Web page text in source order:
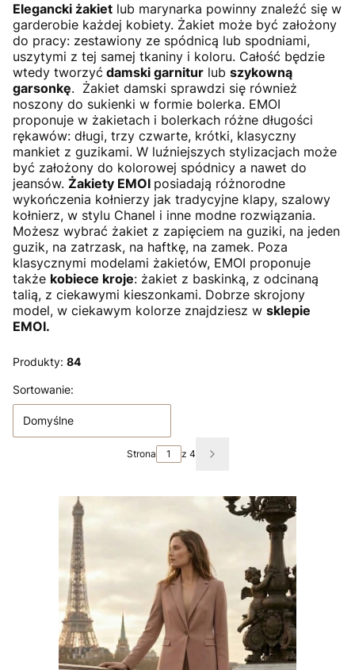
Elegancki żakiet lub marynarka powinny znaleźć się w
garderobie każdej kobiety. Żakiet może być założony
do pracy: zestawiony ze spódnicą lub spodniami,
uszytymi z tej samej tkaniny i koloru. Całość będzie
wtedy tworzyć damski garnitur lub szykowną
garsonkę. Żakiet damski sprawdzi się również
noszony do sukienki w formie bolerka. EMOI
proponuje w żakietach i bolerkach różne długości
rękawów: długi, trzy czwarte, krótki, klasyczny
mankiet z guzikami. W luźniejszych stylizacjach może
być założony do kolorowej spódnicy a nawet do
jeansów. Żakiety EMOI posiadają różnorodne
wykończenia kołnierzy jak tradycyjne klapy, szalowy
kołnierz, w stylu Chanel i inne modne rozwiązania.
Możesz wybrać żakiet z zapięciem na guziki, na jeden
guzik, na zatrzask, na haftkę, na zamek. Poza
klasycznymi modelami żakietów, EMOI proponuje
także kobiece kroje: żakiet z baskinką, z odcinaną
talią, z ciekawymi kieszonkami. Dobrze skrojony
model, w ciekawym kolorze znajdziesz w sklepie
EMOI.
Produkty: 84
Lista produktów
Sortowanie:
Domyślne
Strona z 4 Następne produkty